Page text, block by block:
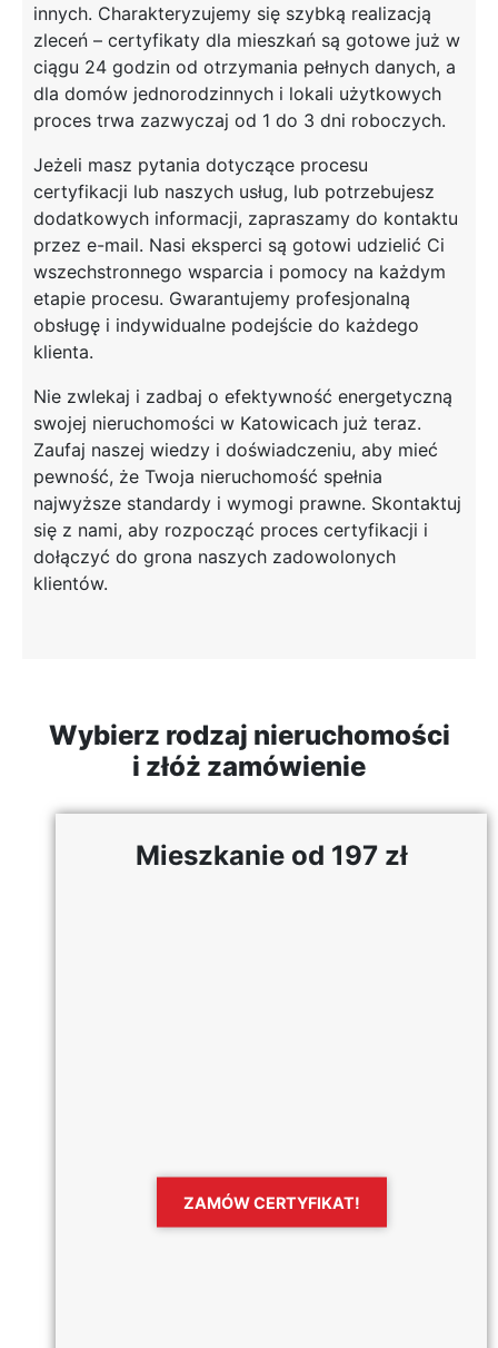
innych. Charakteryzujemy się szybką realizacją
zleceń – certyfikaty dla mieszkań są gotowe już w
ciągu 24 godzin od otrzymania pełnych danych, a
dla domów jednorodzinnych i lokali użytkowych
proces trwa zazwyczaj od 1 do 3 dni roboczych.
Jeżeli masz pytania dotyczące procesu
certyfikacji lub naszych usług, lub potrzebujesz
dodatkowych informacji, zapraszamy do kontaktu
przez e-mail. Nasi eksperci są gotowi udzielić Ci
wszechstronnego wsparcia i pomocy na każdym
etapie procesu. Gwarantujemy profesjonalną
obsługę i indywidualne podejście do każdego
klienta.
Nie zwlekaj i zadbaj o efektywność energetyczną
swojej nieruchomości w Katowicach już teraz.
Zaufaj naszej wiedzy i doświadczeniu, aby mieć
pewność, że Twoja nieruchomość spełnia
najwyższe standardy i wymogi prawne. Skontaktuj
się z nami, aby rozpocząć proces certyfikacji i
dołączyć do grona naszych zadowolonych
klientów.
Wybierz rodzaj nieruchomości
i złóż zamówienie
Mieszkanie od 197 zł
ZAMÓW CERTYFIKAT!